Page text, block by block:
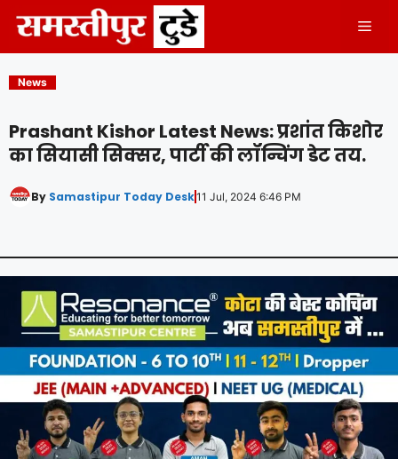
content
News
Prashant Kishor Latest News: प्रशांत किशोर
का सियासी सिक्सर, पार्टी की लॉन्चिंग डेट तय.
By Samastipur Today Desk11 Jul, 2024 6:46 PM